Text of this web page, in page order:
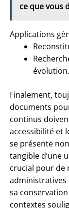
ce que vous
Applications
évolution.
Finalement,
documents
continus
accessibilité et
se présente
tangible d’une
crucial pour de
administratives
sa
contextes